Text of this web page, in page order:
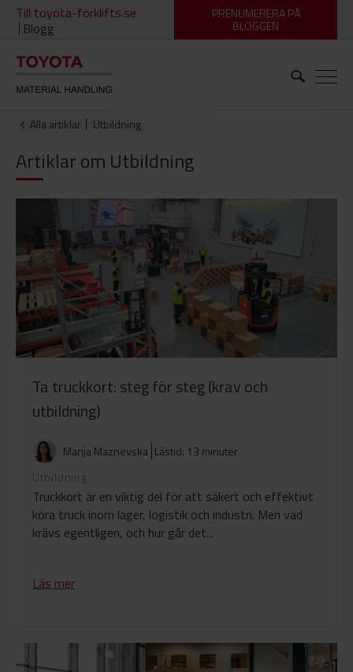
Till toyota-forklifts.se
Blogg
PRENUMERERA PÅ
BLOGGEN
Alla artiklar utbildning
Artiklar om Utbildning
Ta truckkort: steg för steg (krav och
utbildning)
Marija Maznevska Lästid: 13 minuter
Utbildning
Truckkort är en viktig del för att säkert och effektivt
köra truck inom lager, logistik och industri. Men vad
krävs egentligen, och hur går det...
Läs mer